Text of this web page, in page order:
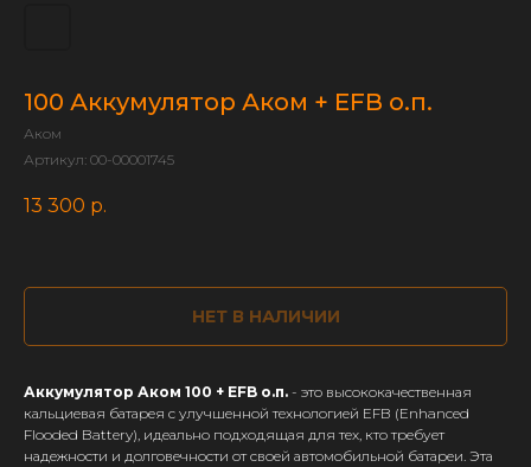
100 Аккумулятор Аком + EFB о.п.
Аком
Артикул: 00-00001745
13 300 р.
НЕТ В НАЛИЧИИ
Аккумулятор Аком 100 + EFB о.п. - это высококачественная
кальциевая батарея с улучшенной технологией EFB (Enhanced
Flooded Battery), идеально подходящая для тех, кто требует
надежности и долговечности от своей автомобильной батареи. Эта